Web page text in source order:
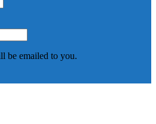
be emailed to you.